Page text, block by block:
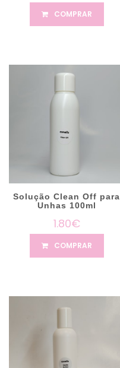
COMPRAR
Solução Clean Off para
Unhas 100ml
1.80€
COMPRAR